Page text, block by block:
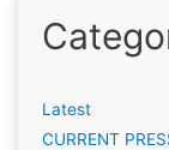
Latest
CURRENT